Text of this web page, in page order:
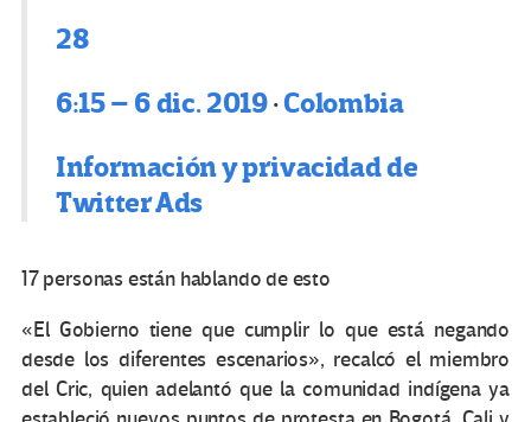
28
6:15 – 6 dic. 2019·Colombia
Información y privacidad de
Twitter Ads
17 personas están hablando de esto
«El Gobierno tiene que cumplir lo que está negando
desde los diferentes escenarios», recalcó el miembro
del Cric, quien adelantó que la comunidad indígena ya